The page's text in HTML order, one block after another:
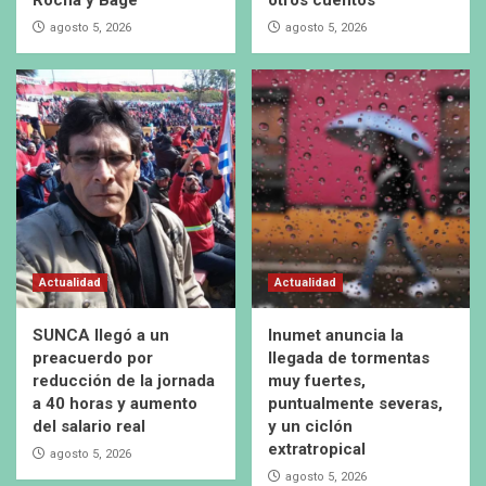
agosto 5, 2026 agosto 5, 2026
Actualidad
SUNCA llegó a un
preacuerdo por
reducción de la jornada
a 40 horas y aumento
del salario real
agosto 5, 2026
Actualidad
Inumet anuncia la
llegada de tormentas
muy fuertes,
puntualmente severas,
y un ciclón
extratropical
agosto 5, 2026